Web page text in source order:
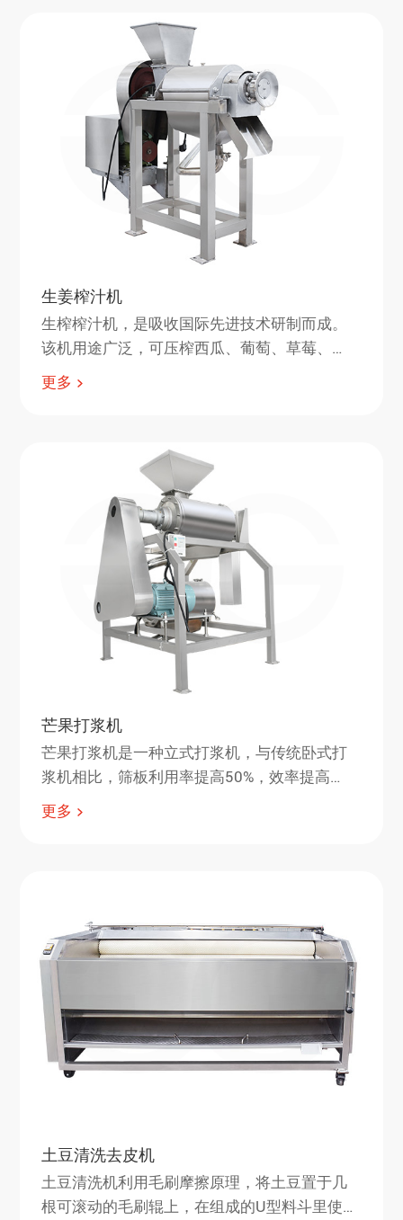
生姜榨汁机
生榨榨汁机，是吸收国际先进技术研制而成。
该机用途广泛，可压榨西瓜、葡萄、草莓、
梨、苹果、柠檬、桔子、橙子、西红柿、木
更多
芒果打浆机
芒果打浆机是一种立式打浆机，与传统卧式打
浆机相比，筛板利用率提高50%，效率提高
50%，是一种新型打浆机， 是行业内实用的设
更多
土豆清洗去皮机
土豆清洗机利用毛刷摩擦原理，将土豆置于几
根可滚动的毛刷辊上，在组成的U型料斗里使土